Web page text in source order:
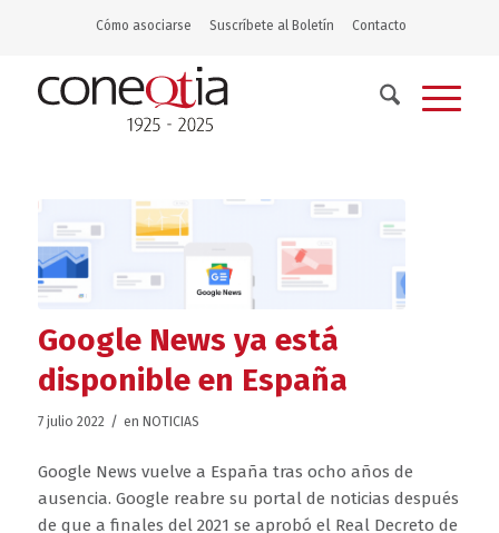
Cómo asociarse Suscríbete al Boletín Contacto
Google News ya está
disponible en España
7 julio 2022 / en NOTICIAS
Google News vuelve a España tras ocho años de
ausencia. Google reabre su portal de noticias después
de que a finales del 2021 se aprobó el Real Decreto de